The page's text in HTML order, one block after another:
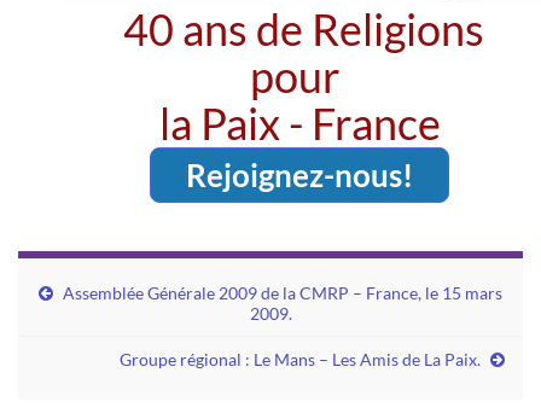
40 ans de Religions
pour
la Paix - France
Rejoignez-nous!
Assemblée Générale 2009 de la CMRP – France, le 15 mars
2009.
Groupe régional : Le Mans – Les Amis de La Paix.